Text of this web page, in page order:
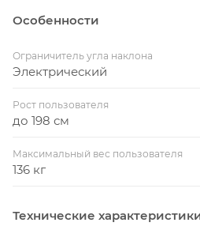
Улучшить осанку
Снизить действие
Увеличить приток
расширении вен
Особенности
Ограничитель угла наклона
Электрический
Рост пользователя
до 198 см
Максимальный вес пользователя
136 кг
Технические